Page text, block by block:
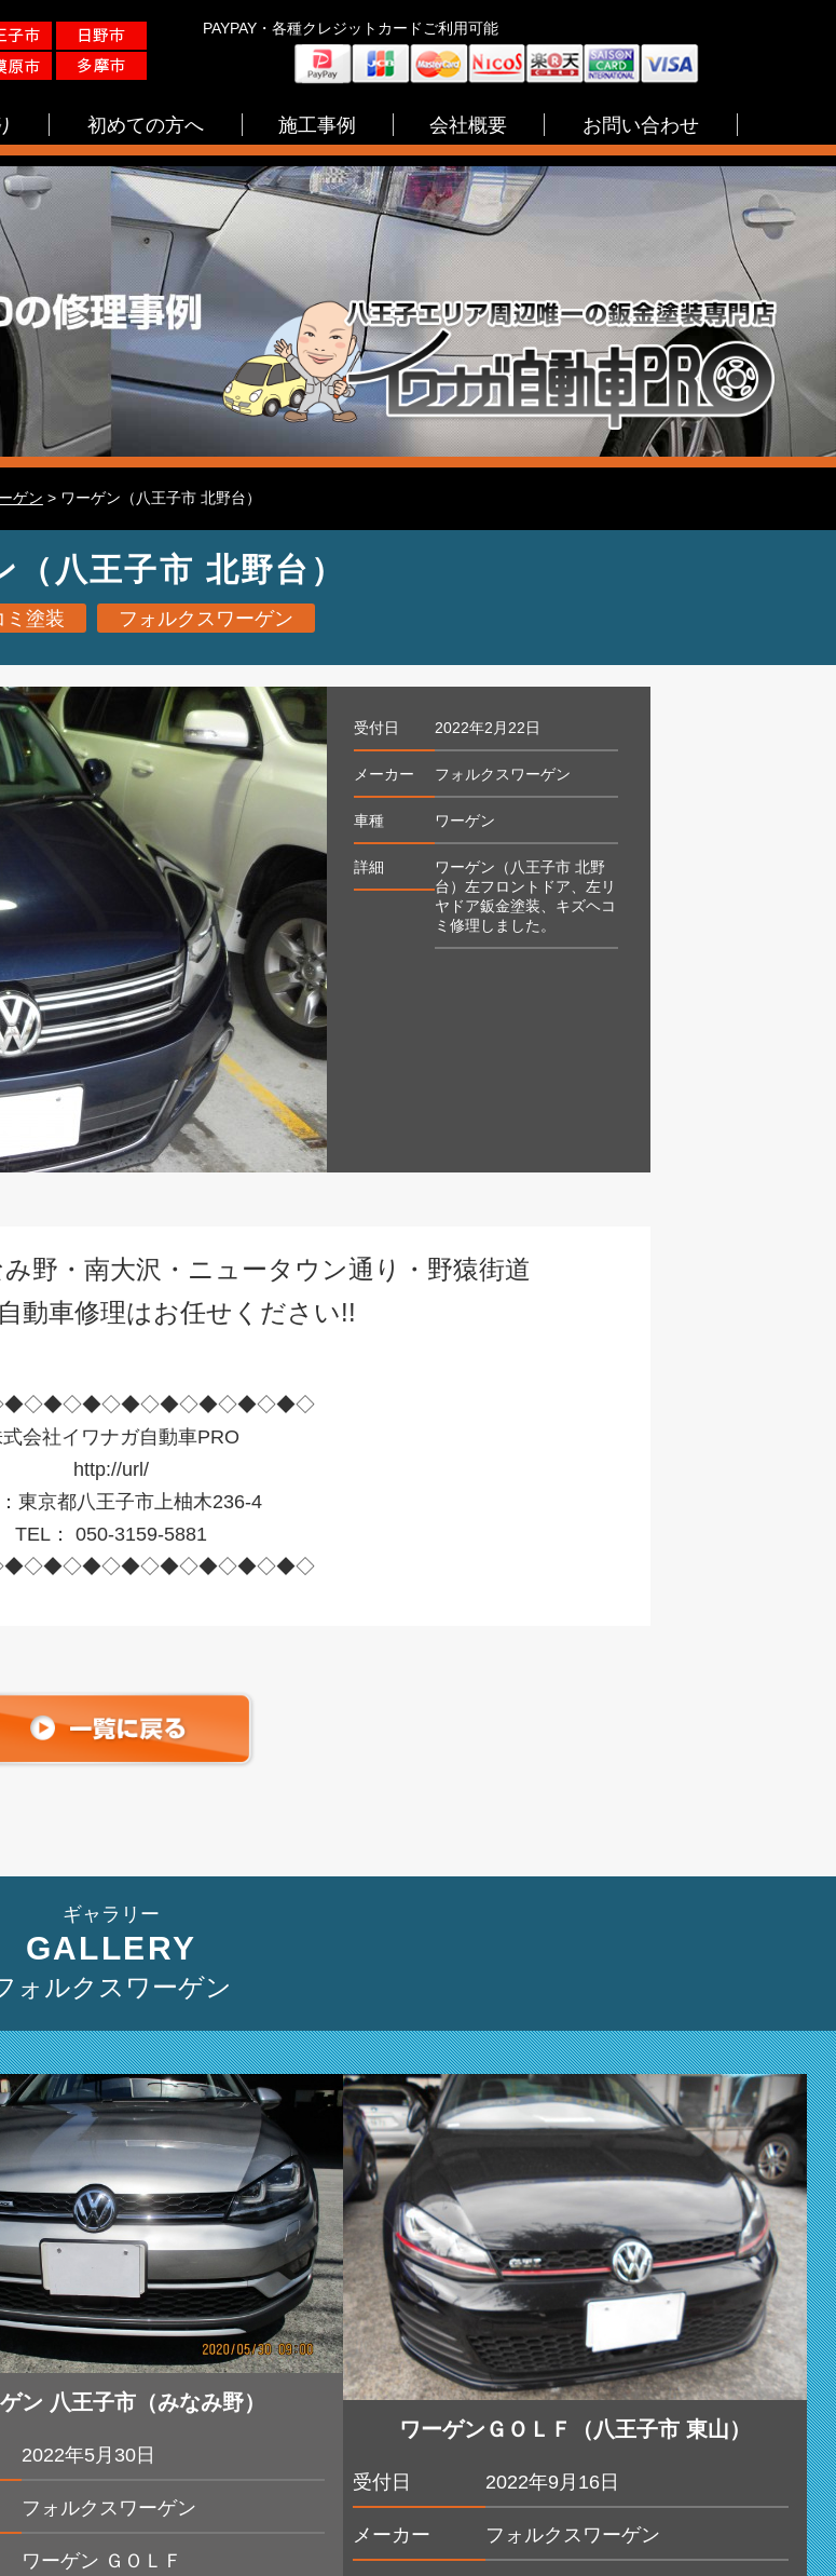
PAYPAY・各種クレジットカードご利用可能
初めての方へ 施工事例 会社概要 お問い合わせ
ゲン > ワーゲン（八王子市 北野台）
（八王子市 北野台）
ミ塗装 フォルクスワーゲン
受付日 2022年2月22日
メーカー フォルクスワーゲン
車種 ワーゲン
詳細
ワーゲン（八王子市 北野
台）左フロントドア、左リ
ヤドア鈑金塗装、キズヘコ
ミ修理しました。
野・南大沢・ニュータウン通り・野猿街道
動車修理はお任せください!!
会社イワナガ自動車PRO
http://url/
東京都八王子市上柚木236-4
TEL： 050-3159-5881
ギャラリー
GALLERY
ォルクスワーゲン
ン 八王子市（みなみ野）
2022年5月30日
フォルクスワーゲン
ワーゲン ＧＯＬＦ
ワーゲンＧＯＬＦ（八王子市 東山）
受付日 2022年9月16日
メーカー フォルクスワーゲン